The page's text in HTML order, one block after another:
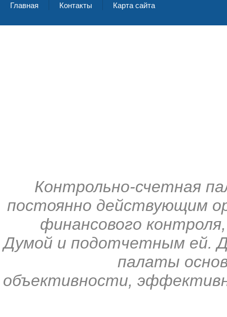
Главная Контакты Карта сайта
Контрольно-счетная
постоянно действующим
финансового
Думой и подотчетным ей.
палаты
объективности,